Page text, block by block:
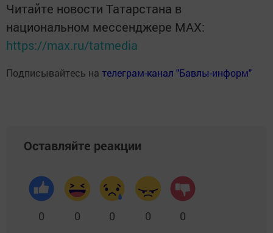
Читайте новости Татарстана в
национальном мессенджере MАХ:
https://max.ru/tatmedia
Подписывайтесь на телеграм-канал "Бавлы-информ"
Оставляйте реакции
0 0 0 0 0